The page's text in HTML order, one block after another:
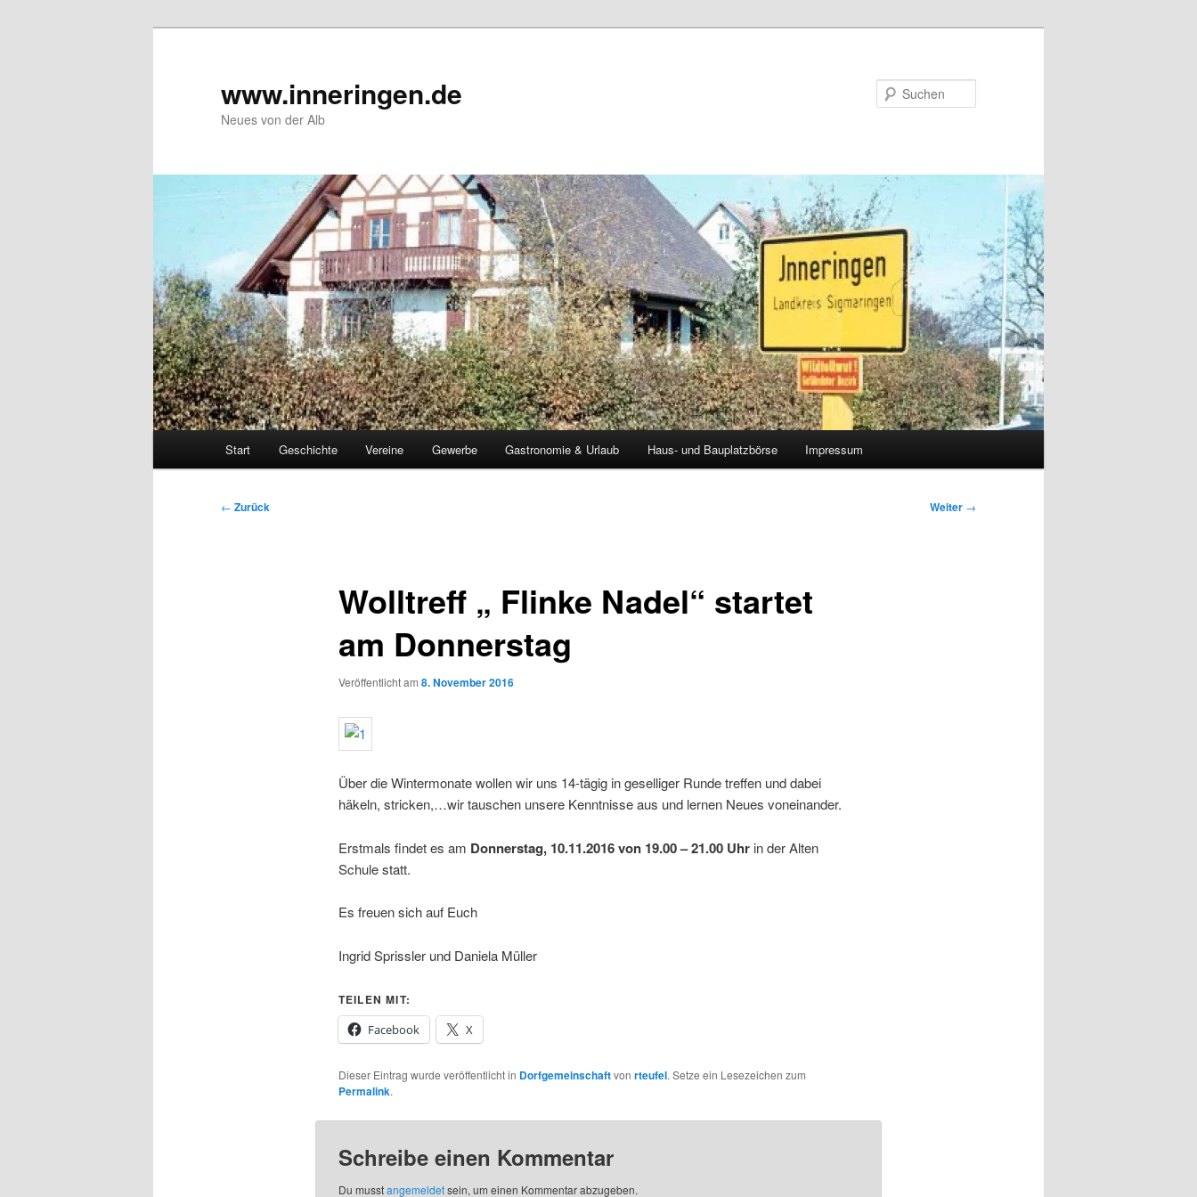
www.inneringen.de
Neues von der Alb
Start Geschichte Vereine Gewerbe Gastronomie & Urlaub Haus- und Bauplatzbörse Impressum
Beitragsnavigation
← Zurück Weiter →
Wolltreff „ Flinke Nadel“ startet
am Donnerstag
Veröffentlicht am 8. November 2016
Über die Wintermonate wollen wir uns 14-tägig in geselliger Runde treffen und dabei
häkeln, stricken,…wir tauschen unsere Kenntnisse aus und lernen Neues voneinander.
Erstmals findet es am Donnerstag, 10.11.2016 von 19.00 – 21.00 Uhrin der Alten
Schule statt.
Es freuen sich auf Euch
Ingrid Sprissler und Daniela Müller
TEILEN MIT:
Facebook
X
Dieser Eintrag wurde veröffentlicht in Dorfgemeinschaftvon rteufel. Setze ein Lesezeichen zum
Permalink.
Schreibe einen Kommentar
Du musstangemeldetsein, um einen Kommentar abzugeben.